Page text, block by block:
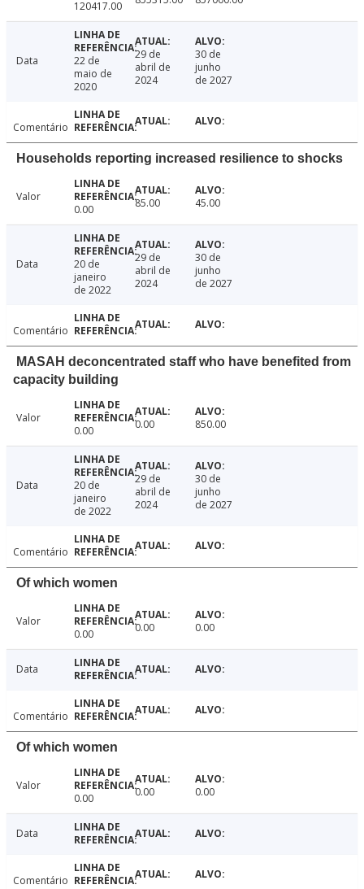
120417.00
Data
22 de
maio de
2020
29 de
abril de
2024
30 de
junho
de 2027
Comentário
Households reporting increased resilience to shocks
Valor
0.00
85.00 45.00
Data
20 de
janeiro
de 2022
29 de
abril de
2024
30 de
junho
de 2027
Comentário
MASAH deconcentrated staff who have benefited from
capacity building
Valor
0.00
0.00 850.00
Data
20 de
janeiro
de 2022
29 de
abril de
2024
30 de
junho
de 2027
Comentário
Of which women
Valor
0.00
0.00 0.00
Data
Comentário
Of which women
Valor
0.00
0.00 0.00
Data
Comentário